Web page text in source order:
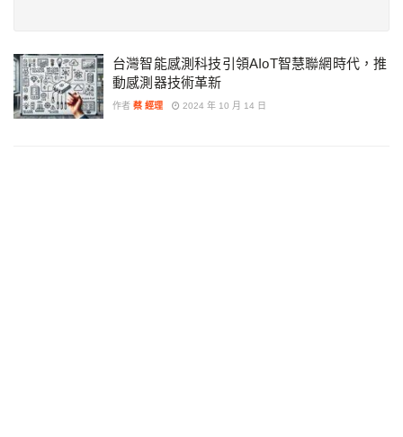
台灣智能感測科技引領AIoT智慧聯網時代，推
動感測器技術革新
作者 蔡 經理 2024 年 10 月 14 日